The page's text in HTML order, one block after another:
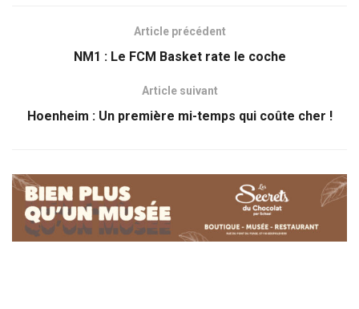
Article précédent
NM1 : Le FCM Basket rate le coche
Article suivant
Hoenheim : Un première mi-temps qui coûte cher !